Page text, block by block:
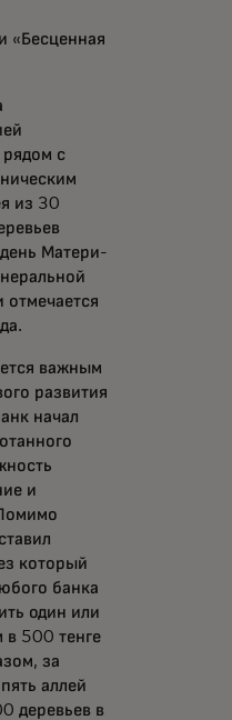
«Бесценная
рядом с
из 30
Матери-
важным
развития
начал
и
который
банка
один или
в 500 тенге
за
аллей
деревьев в